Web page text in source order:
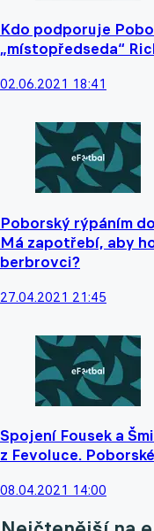
Kdo podporuje
„místopředseda“
02.06.2021 18:41
Poborský rýpáním
Má zapotřebí, aby
berbrovci?
27.04.2021 21:45
Spojení Fousek a
z Fevoluce.
08.04.2021 14:00